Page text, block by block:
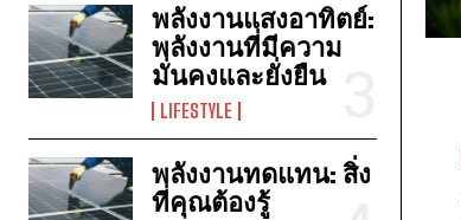
พลังงานแสงอาทิตย์:
พลังงานที่มีความ
มั่นคงและยั่งยืน
LIFESTYLE
พลังงานทดแทน: สิ่ง
ที่คุณต้องรู้